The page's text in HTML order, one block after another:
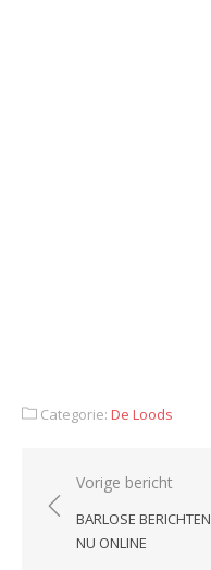
Categorie: De Loods
Bericht
navigatie
Vorige bericht
BARLOSE BERICHTEN
NU ONLINE